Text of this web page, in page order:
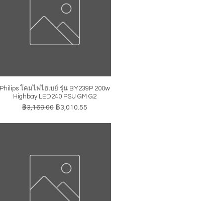
ดูข้อมูลด่วน
Philips โคมไฟไฮเบย์ รุ่น BY239P 200w
Highbay LED240 PSU GM G2
ราคาปกติ
฿3,169.00 ราคาขายลด
฿3,010.55